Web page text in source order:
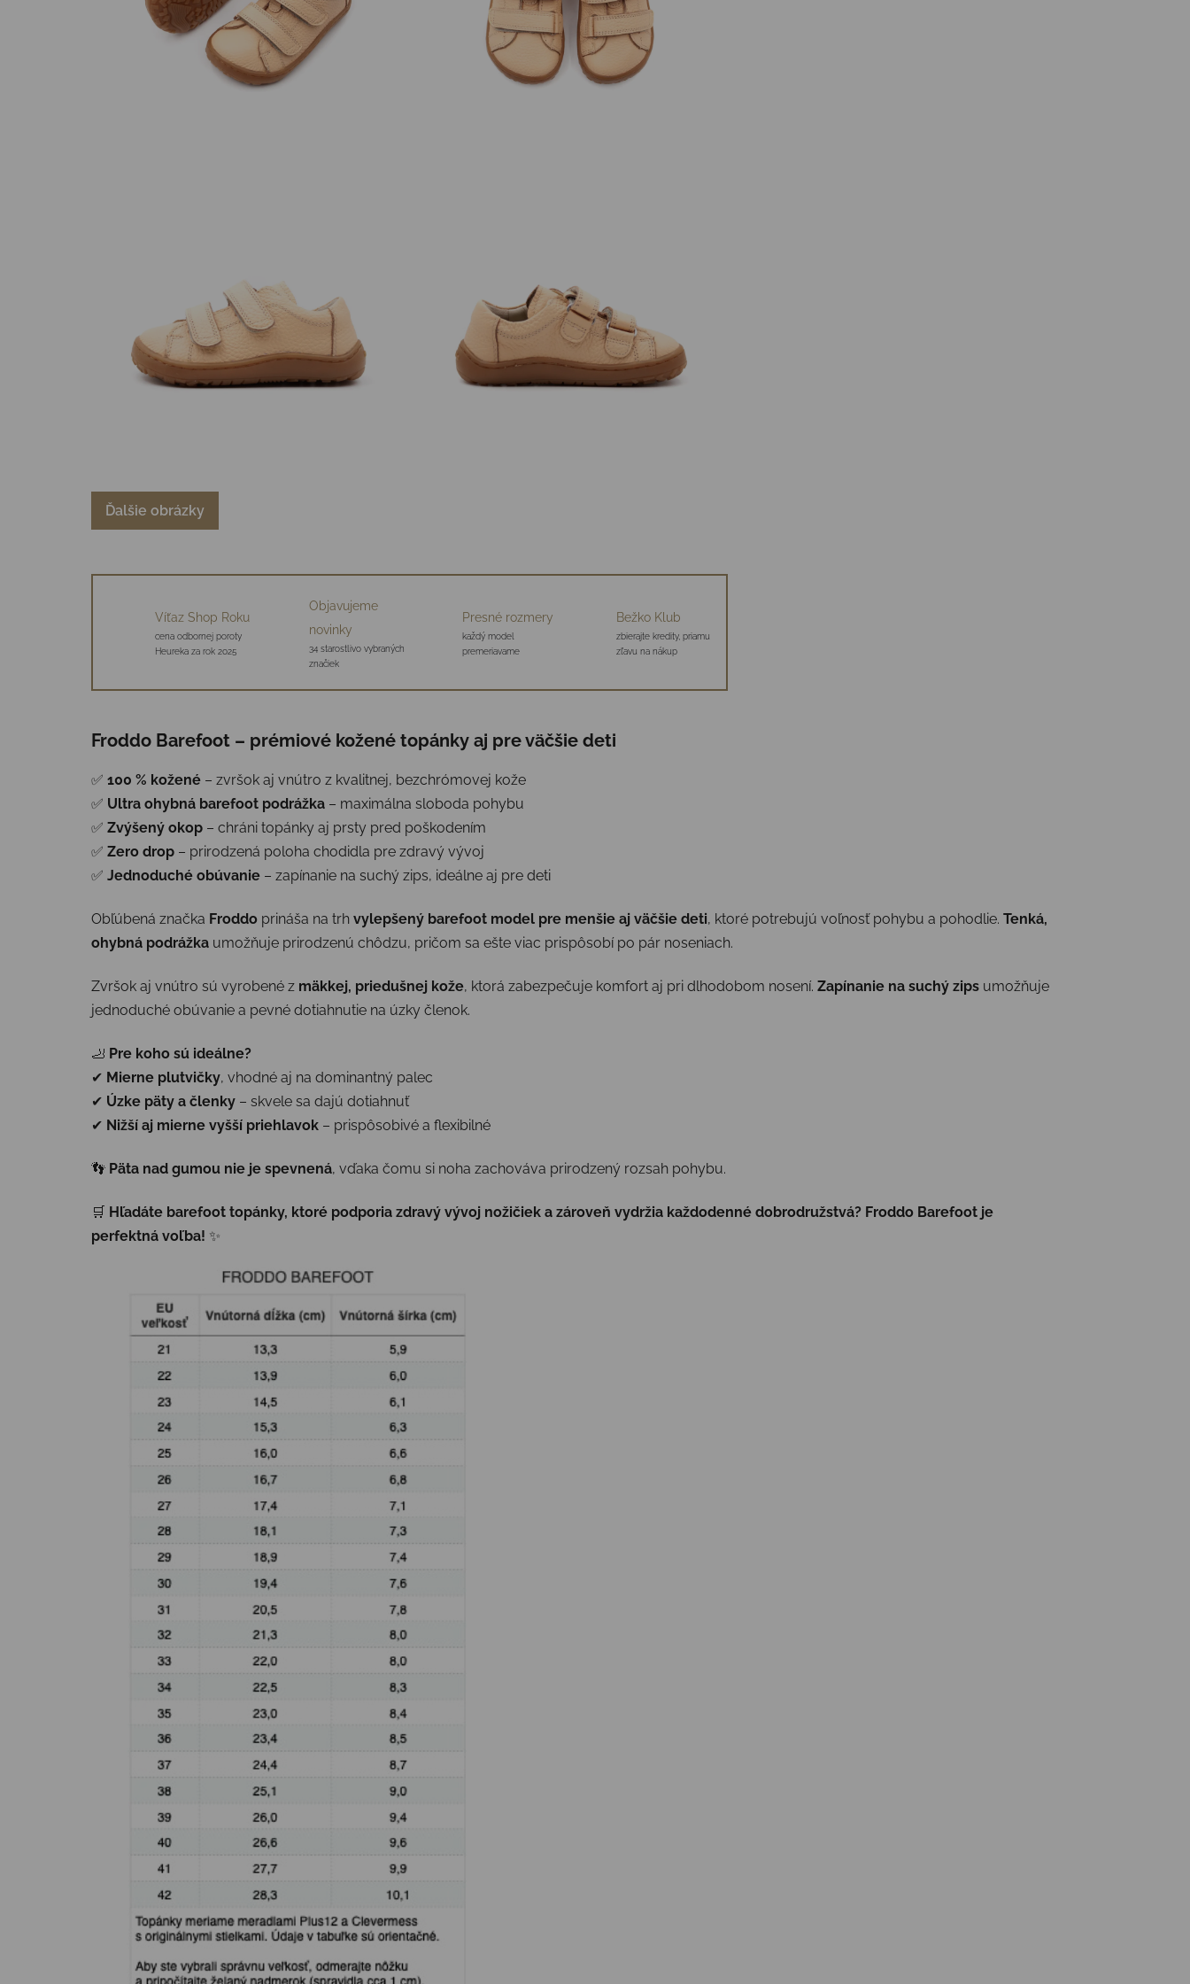
Ďalšie obrázky
Víťaz Shop Roku
cena odbornej poroty
Heureka za rok 2025
Objavujeme
novinky
34 starostlivo vybraných
značiek
Presné rozmery
každý model
premeriavame
Bežko Klub
zbierajte kredity, priamu
zľavu na nákup
Froddo Barefoot – prémiové kožené topánky aj pre väčšie deti
✅ 100 % kožené – zvršok aj vnútro z kvalitnej, bezchrómovej kože
✅ Ultra ohybná barefoot podrážka – maximálna sloboda pohybu
✅ Zvýšený okop – chráni topánky aj prsty pred poškodením
✅ Zero drop – prirodzená poloha chodidla pre zdravý vývoj
✅ Jednoduché obúvanie – zapínanie na suchý zips, ideálne aj pre deti
Obľúbená značka Froddo prináša na trh vylepšený barefoot model pre menšie aj väčšie deti, ktoré potrebujú voľnosť pohybu a pohodlie. Tenká,
ohybná podrážka umožňuje prirodzenú chôdzu, pričom sa ešte viac prispôsobí po pár noseniach.
Zvršok aj vnútro sú vyrobené z mäkkej, priedušnej kože, ktorá zabezpečuje komfort aj pri dlhodobom nosení. Zapínanie na suchý zips umožňuje
jednoduché obúvanie a pevné dotiahnutie na úzky členok.
🦶 Pre koho sú ideálne?
✔ Mierne plutvičky, vhodné aj na dominantný palec
✔ Úzke päty a členky – skvele sa dajú dotiahnuť
✔ Nižší aj mierne vyšší priehlavok – prispôsobivé a flexibilné
👣 Päta nad gumou nie je spevnená, vďaka čomu si noha zachováva prirodzený rozsah pohybu.
🛒 Hľadáte barefoot topánky, ktoré podporia zdravý vývoj nožičiek a zároveň vydržia každodenné dobrodružstvá? Froddo Barefoot je
perfektná voľba! ✨